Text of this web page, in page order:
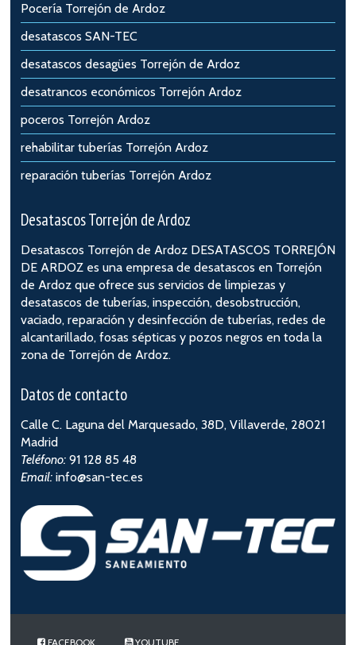
Pocería Torrejón de Ardoz
desatascos SAN-TEC
desatascos desagües Torrejón de Ardoz
desatrancos económicos Torrejón Ardoz
poceros Torrejón Ardoz
rehabilitar tuberías Torrejón Ardoz
reparación tuberías Torrejón Ardoz
Desatascos Torrejón de Ardoz
Desatascos Torrejón de Ardoz DESATASCOS TORREJÓN
DE ARDOZ es una empresa de desatascos en Torrejón
de Ardoz que ofrece sus servicios de limpiezas y
desatascos de tuberías, inspección, desobstrucción,
vaciado, reparación y desinfección de tuberías, redes de
alcantarillado, fosas sépticas y pozos negros en toda la
zona de Torrejón de Ardoz.
Datos de contacto
Calle C. Laguna del Marquesado, 38D, Villaverde, 28021
Madrid
Teléfono: 91 128 85 48
Email: info@san-tec.es
FACEBOOK YOUTUBE